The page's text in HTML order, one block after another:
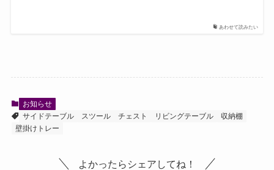
あわせて読みたい
お知らせ
サイドテーブル
スツール チェスト リビングテーブル
収納棚
壁掛けトレー
よかったらシェアしてね！